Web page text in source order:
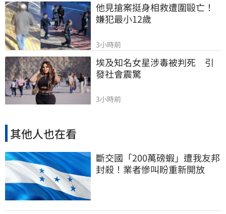
他見搶案挺身相救遭圍毆亡！
嫌犯最小12歲
3小時前
埃及知名女星涉毒被判死　引
發社會震驚
3小時前
其他人也在看
斷交國「200萬磅蝦」遭我友邦
封殺！業者慘叫盼重新開放